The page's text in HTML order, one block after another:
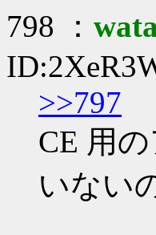
798 ：
>>797
CE 用
いない